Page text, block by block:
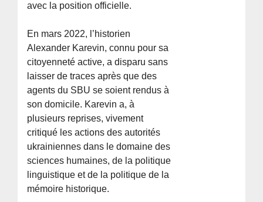
avec la position officielle.
En mars 2022, l’historien
Alexander Karevin, connu pour sa
citoyenneté active, a disparu sans
laisser de traces après que des
agents du SBU se soient rendus à
son domicile. Karevin a, à
plusieurs reprises, vivement
critiqué les actions des autorités
ukrainiennes dans le domaine des
sciences humaines, de la politique
linguistique et de la politique de la
mémoire historique.